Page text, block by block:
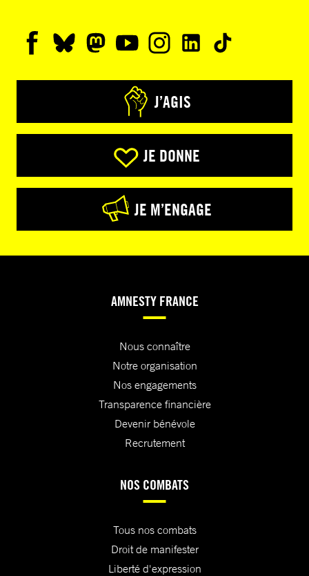
J’AGIS
JE DONNE
JE M’ENGAGE
AMNESTY FRANCE
Nous connaître
Notre organisation
Nos engagements
Transparence financière
Devenir bénévole
Recrutement
NOS COMBATS
Tous nos combats
Droit de manifester
Liberté d'expression